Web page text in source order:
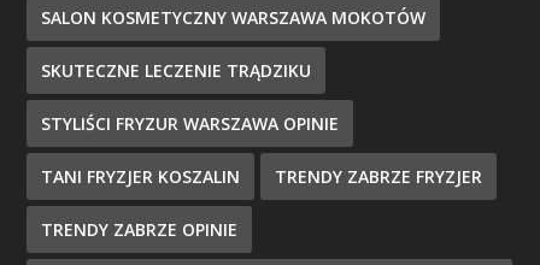
SALON KOSMETYCZNY WARSZAWA MOKOTÓW
SKUTECZNE LECZENIE TRĄDZIKU
STYLIŚCI FRYZUR WARSZAWA OPINIE
TANI FRYZJER KOSZALIN TRENDY ZABRZE FRYZJER
TRENDY ZABRZE OPINIE